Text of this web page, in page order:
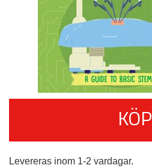
KÖP
Levereras inom 1-2 vardagar.